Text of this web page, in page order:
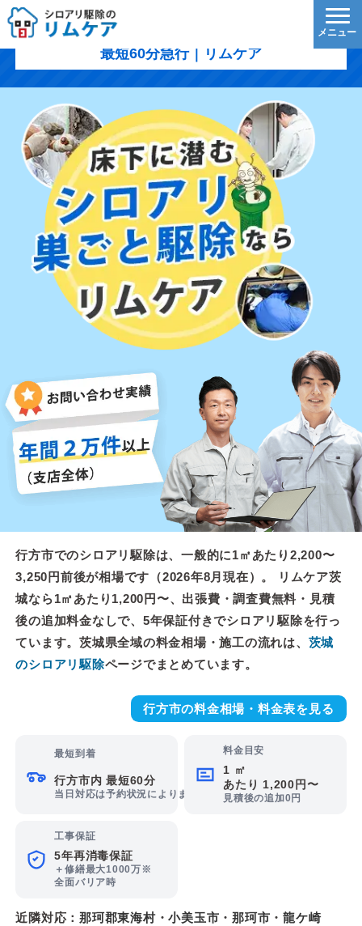
行方市のシロアリ駆除｜1,200円/㎡〜・5年保証・
最短60分急行｜リムケア
行方市でのシロアリ駆除は、一般的に1㎡あたり2,200〜
3,250円前後が相場です（2026年8月現在）。 リムケア茨
城なら1㎡あたり1,200円〜、出張費・調査費無料・見積
後の追加料金なしで、5年保証付きでシロアリ駆除を行っ
ています。茨城県全域の料金相場・施工の流れは、 茨城
のシロアリ駆除ページでまとめています。
行方市の料金相場・料金表を見る
最短到着
行方市内 最短60分
当日対応は予約状況によります
料金目安
1 ㎡
あたり 1,200円〜
見積後の追加0円
工事保証
5年再消毒保証
＋修繕最大1000万※
全面バリア時
近隣対応：那珂郡東海村・小美玉市 ・那珂市 ・龍ケ崎